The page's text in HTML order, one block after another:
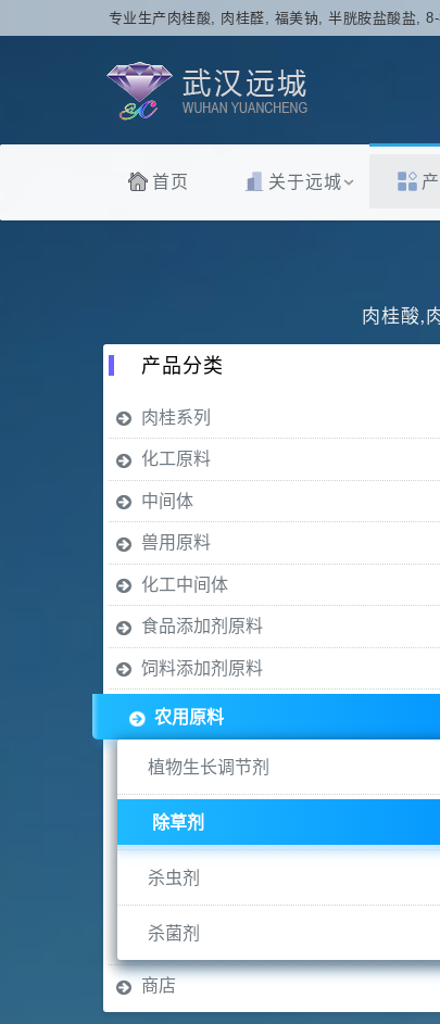
专业生产肉桂酸, 肉桂醛, 福美钠, 半胱胺盐酸盐,
首页 关于远城
肉桂酸,
产品分类
肉桂系列
化工原料
中间体
兽用原料
化工中间体
食品添加剂原料
饲料添加剂原料
农用原料
植物生长调节剂
除草剂
杀虫剂
杀菌剂
商店